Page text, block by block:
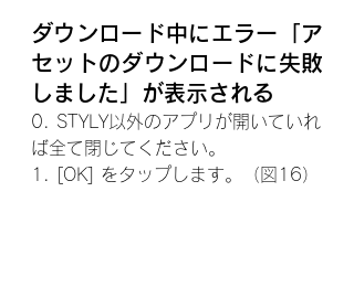
ダウンロード中にエラー「ア
セットのダウンロードに失敗
しました」が表示される
0. STYLY以外のアプリが開いていれ
ば全て閉じてください。
1. [OK] をタップします。（図16）